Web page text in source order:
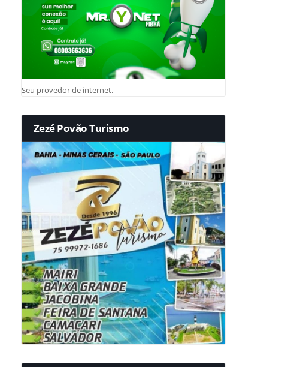
Seu provedor de internet.
Zezé Povão Turismo